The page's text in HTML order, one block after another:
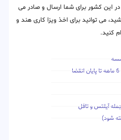
این کشور برای شما ارسال و صادر می
می توانید برای اخذ ویزا کاری هند و
کنید.
آیلتس و تافل
شود)